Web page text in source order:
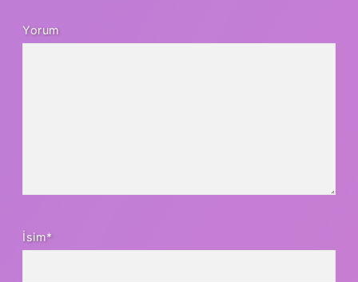
Yorum
İsim*